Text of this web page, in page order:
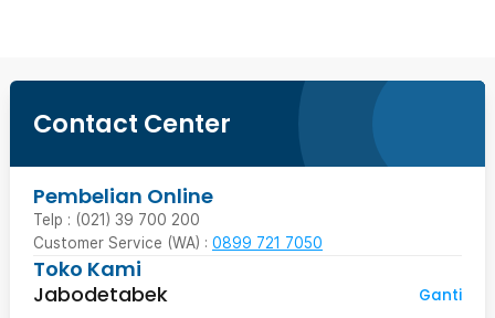
Contact Center
Pembelian Online
Telp : (021) 39 700 200
Customer Service (WA) : 0899 721 7050
Toko Kami
Jabodetabek
Ganti